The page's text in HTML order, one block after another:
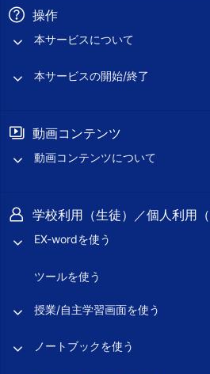
操作
本サービスについて
本サービスの開始/終了
動画コンテンツ
動画コンテンツについて
学校利用（生徒）／個人利用（
EX-wordを使う
ツールを使う
授業/自主学習画面を使う
ノートブックを使う